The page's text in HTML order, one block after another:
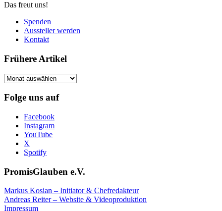
Das freut uns!
Spenden
Aussteller werden
Kontakt
Frühere Artikel
Frühere
Folge uns auf
Facebook
Instagram
YouTube
X
Spotify
PromisGlauben e.V.
Markus Kosian – Initiator & Chefredakteur
Andreas Reiter – Website & Videoproduktion
Impressum